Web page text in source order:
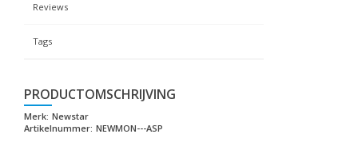
Reviews
Tags
PRODUCTOMSCHRIJVING
Merk: Newstar
Artikelnummer: NEWMON---ASP